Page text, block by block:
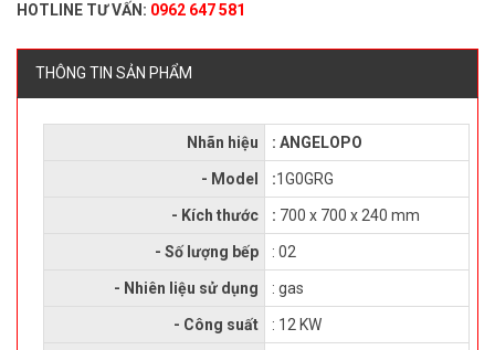
HOTLINE TƯ VẤN: 0962 647 581
THÔNG TIN SẢN PHẨM
Nhãn hiệu : ANGELOPO
- Model :1G0GRG
- Kích thước : 700 x 700 x 240 mm
- Số lượng bếp : 02
- Nhiên liệu sử dụng : gas
- Công suất : 12 KW